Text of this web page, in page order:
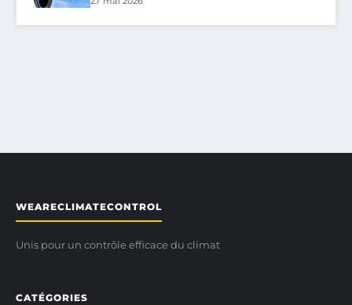
WEARECLIMATECONTROL
Unis pour un contrôle efficace du climat
CATÉGORIES